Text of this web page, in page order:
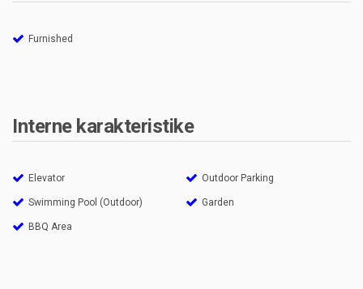
Furnished
Interne karakteristike
Elevator Outdoor Parking
Swimming Pool (Outdoor) Garden
BBQ Area